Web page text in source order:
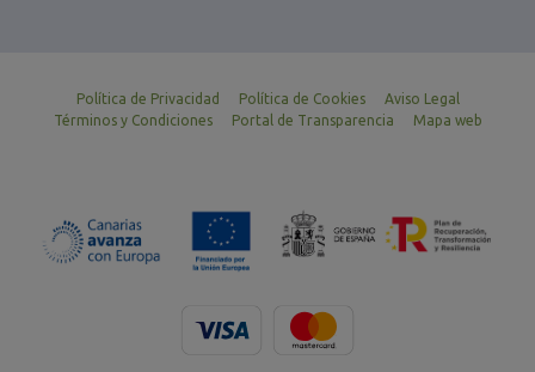
Política de Privacidad Política de Cookies
Aviso Legal
Términos y Condiciones
Portal de Transparencia Mapa web